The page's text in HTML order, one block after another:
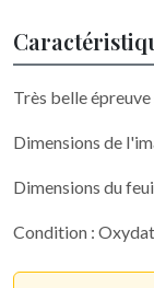
Très belle épreuve
Dimensions de
Dimensions du
Condition :